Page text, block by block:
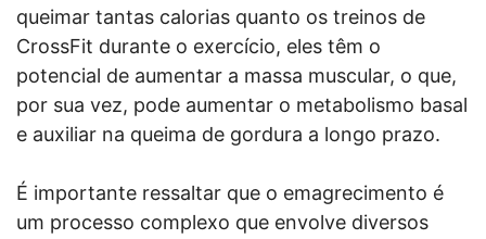
queimar tantas calorias quanto os treinos de
CrossFit durante o exercício, eles têm o
potencial de aumentar a massa muscular, o que,
por sua vez, pode aumentar o metabolismo basal
e auxiliar na queima de gordura a longo prazo.
É importante ressaltar que o emagrecimento é
um processo complexo que envolve diversos